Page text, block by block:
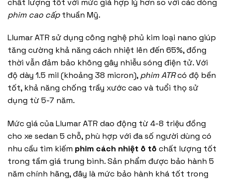
phim cao cấpthuần Mỹ.
Llumar ATR sử dụng công nghệ phủ kim loại nano giúp
tăng cường khả năng cách nhiệt lên đến 65%, đồng
thời vẫn đảm bảo không gây nhiễu sóng điện tử. Với
độ dày 1.5 mil (khoảng 38 micron), phim ATRcó độ bền
tốt, khả năng chống trầy xước cao và tuổi thọ sử
dụng từ 5-7 năm.
Mức giá của Llumar ATR dao động từ 4-8 triệu đồng
cho xe sedan 5 chỗ, phù hợp với đa số người dùng có
nhu cầu tìm kiếm phim cách nhiệt ô tô chất lượng tốt
trong tầm giá trung bình. Sản phẩm được bảo hành 5
năm chính hãng, đây là mức bảo hành khá tốt trong